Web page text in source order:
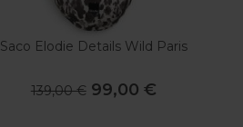
Saco Elodie Details Wild Paris
139,00 € 99,00 €